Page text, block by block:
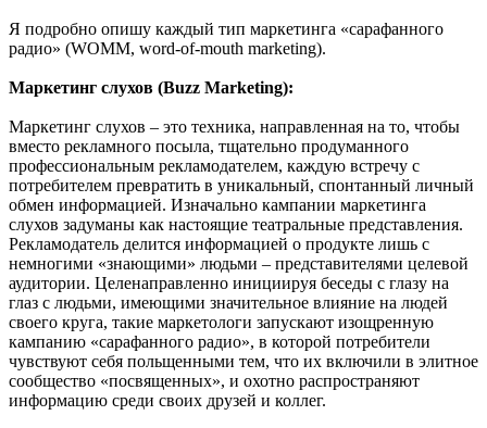
Я подробно опишу каждый тип маркетинга «сарафанного
радио» (WOMM, word-of-mouth marketing).
Маркетинг слухов (Buzz Marketing):
Маркетинг слухов – это техника, направленная на то, чтобы
вместо рекламного посыла, тщательно продуманного
профессиональным рекламодателем, каждую встречу с
потребителем превратить в уникальный, спонтанный личный
обмен информацией. Изначально кампании маркетинга
слухов задуманы как настоящие театральные представления.
Рекламодатель делится информацией о продукте лишь с
немногими «знающими» людьми – представителями целевой
аудитории. Целенаправленно инициируя беседы с глазу на
глаз с людьми, имеющими значительное влияние на людей
своего круга, такие маркетологи запускают изощренную
кампанию «сарафанного радио», в которой потребители
чувствуют себя польщенными тем, что их включили в элитное
сообщество «посвященных», и охотно распространяют
информацию среди своих друзей и коллег.